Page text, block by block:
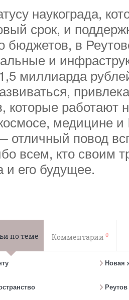
наукограда,
срок, и
бюджетов, в
и
миллиарда
которые работают
медицине и
отличный повод
всем, кто своим
и его будущее.
по теме Комментарии 0
Новая